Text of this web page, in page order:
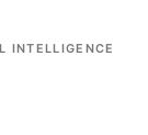
INTELLIGENCE